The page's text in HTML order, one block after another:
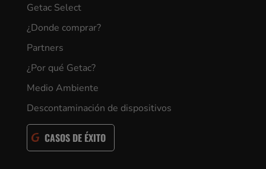
Getac Select
¿Donde comprar?
Partners
¿Por qué Getac?
Medio Ambiente
Descontaminación de dispositivos
CASOS DE ÉXITO